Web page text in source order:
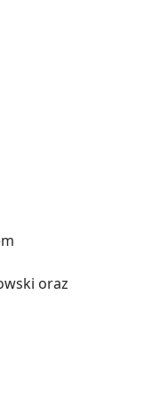
oraz